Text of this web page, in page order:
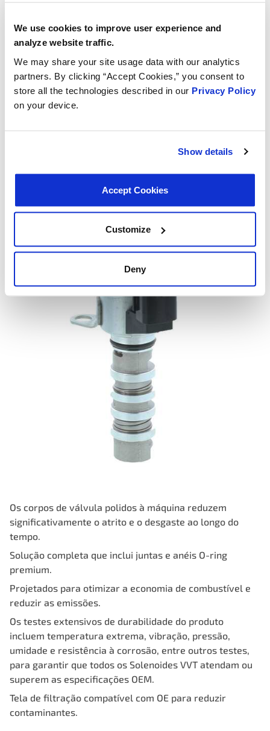
We use cookies to improve user experience and
analyze website traffic.
We may share your site usage data with our analytics
partners. By clicking “Accept Cookies,” you consent to
store all the technologies described in our Privacy Policy
on your device.
Show details
Accept Cookies
Customize
Deny
Os corpos de válvula polidos à máquina reduzem
significativamente o atrito e o desgaste ao longo do
tempo.
Solução completa que inclui juntas e anéis O-ring
premium.
Projetados para otimizar a economia de combustível e
reduzir as emissões.
Os testes extensivos de durabilidade do produto
incluem temperatura extrema, vibração, pressão,
umidade e resistência à corrosão, entre outros testes,
para garantir que todos os Solenoides VVT atendam ou
superem as especificações OEM.
Tela de filtração compatível com OE para reduzir
contaminantes.